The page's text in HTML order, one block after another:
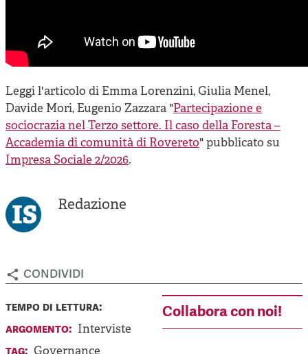
Leggi l'articolo di Emma Lorenzini, Giulia Menel,
Davide Mori, Eugenio Zazzara "Partecipazione e
sociocrazia nel Terzo settore. Il caso della Foresta –
Accademia di comunità di Rovereto" pubblicato su
Impresa Sociale 2/2026.
Redazione
condividi
tempo di lettura:
argomento: Interviste
tag:
Collabora con noi!